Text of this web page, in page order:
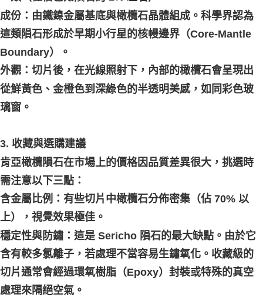
成份：由鐵鎳金屬基底與橄欖石晶體組成。科學界認為
這類隕石形成於早期小行星的核幔邊界（Core-Mantle
Boundary）。
外觀：切片後，在光線照射下，內部的橄欖石會呈現出
從鮮黃色、金橙色到深綠色的半透明美感，如同彩色玻
璃窗。
3. 收藏與選購建議
肯亞橄欖隕石在市場上的價格因品質差異很大，挑選時
需注意以下三點：
含金屬比例：有些切片中橄欖石分佈密集（佔 70% 以
上），視覺效果極佳。
穩定性與防鏽：這是 Sericho 隕石的最大缺點。由於它
含有較多氯離子，若處理不當容易生鏽氧化。收藏級的
切片通常會經過環氧樹脂（Epoxy）封裝或特殊的真空
處理來隔絕空氣。